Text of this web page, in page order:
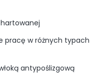
pracę w różnych typach
antypoślizgową